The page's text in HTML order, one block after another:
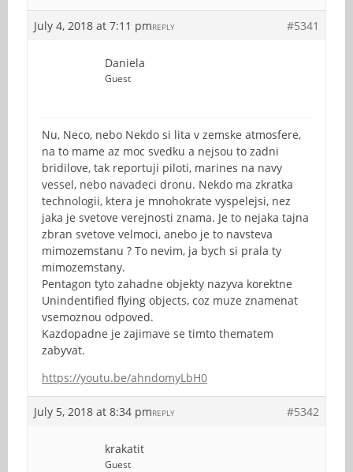
July 4, 2018 at 7:11 pm #5341
REPLY
Daniela
Guest
Nu, Neco, nebo Nekdo si lita v zemske atmosfere,
na to mame az moc svedku a nejsou to zadni
bridilove, tak reportuji piloti, marines na navy
vessel, nebo navadeci dronu. Nekdo ma zkratka
technologii, ktera je mnohokrate vyspelejsi, nez
jaka je svetove verejnosti znama. Je to nejaka tajna
zbran svetove velmoci, anebo je to navsteva
mimozemstanu ? To nevim, ja bych si prala ty
mimozemstany.
Pentagon tyto zahadne objekty nazyva korektne
Unindentified flying objects, coz muze znamenat
vsemoznou odpoved.
Kazdopadne je zajimave se timto thematem
zabyvat.
https://youtu.be/ahndomyLbH0
July 5, 2018 at 8:34 pm #5342
REPLY
krakatit
Guest